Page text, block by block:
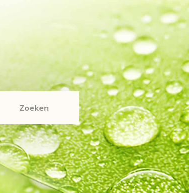
Zoeken